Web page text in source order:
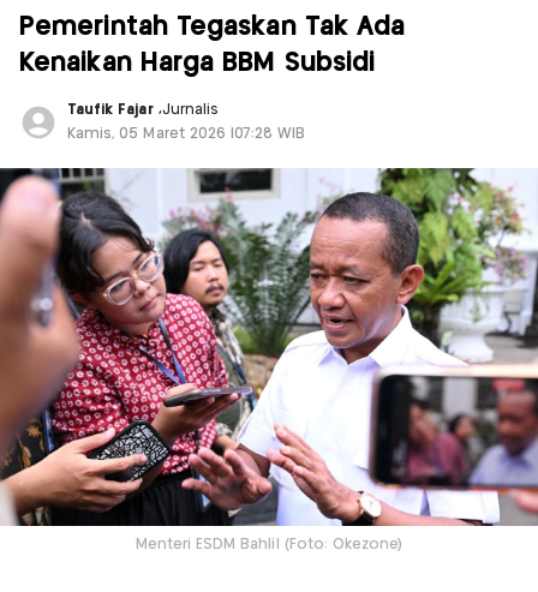
Pemerintah Tegaskan Tak Ada
Kenaikan Harga BBM Subsidi
Taufik Fajar ,Jurnalis
Kamis, 05 Maret 2026 |07:28 WIB
Menteri ESDM Bahlil (Foto: Okezone)